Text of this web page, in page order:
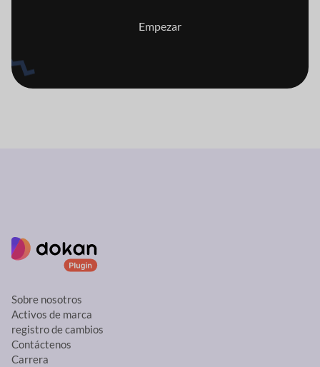
Empezar
Sobre nosotros
Activos de marca
registro de cambios
Contáctenos
Carrera